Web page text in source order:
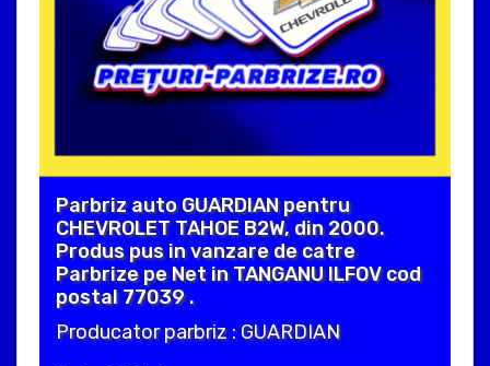
Parbriz auto GUARDIAN pentru
CHEVROLET TAHOE B2W, din 2000.
Produs pus in vanzare de catre
Parbrize pe Net in TANGANU ILFOV cod
postal 77039 .
Producator parbriz : GUARDIAN